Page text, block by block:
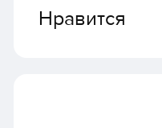
Нравится